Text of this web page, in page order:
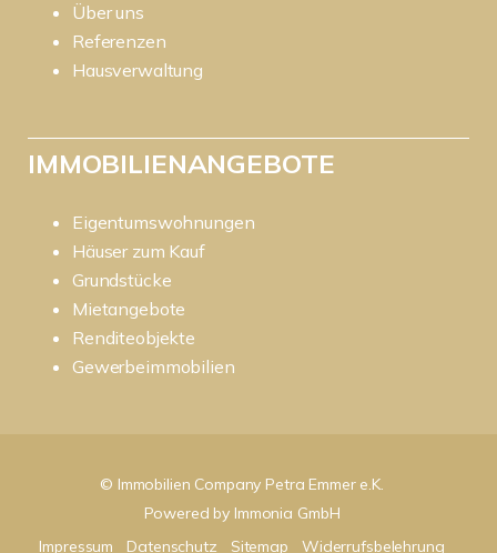
Über uns
Referenzen
Hausverwaltung
IMMOBILIENANGEBOTE
Eigentumswohnungen
Häuser zum Kauf
Grundstücke
Mietangebote
Renditeobjekte
Gewerbeimmobilien
© Immobilien Company Petra Emmer e.K.
Powered by Immonia GmbH
Impressum
Datenschutz Sitemap Widerrufsbelehrung